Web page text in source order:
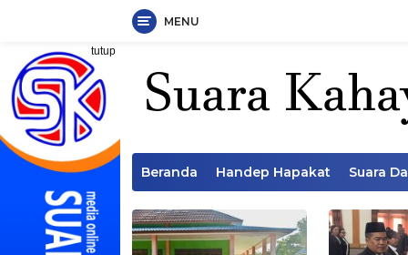
Langsung
konten
MENU
tutup
Beranda Handep Hapakat Suara